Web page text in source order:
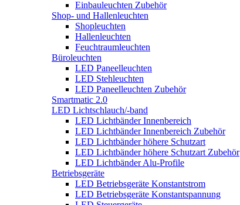
Einbauleuchten Zubehör
Shop- und Hallenleuchten
Shopleuchten
Hallenleuchten
Feuchtraumleuchten
Büroleuchten
LED Paneelleuchten
LED Stehleuchten
LED Paneelleuchten Zubehör
Smartmatic 2.0
LED Lichtschlauch/-band
LED Lichtbänder Innenbereich
LED Lichtbänder Innenbereich Zubehör
LED Lichtbänder höhere Schutzart
LED Lichtbänder höhere Schutzart Zubehör
LED Lichtbänder Alu-Profile
Betriebsgeräte
LED Betriebsgeräte Konstantstrom
LED Betriebsgeräte Konstantspannung